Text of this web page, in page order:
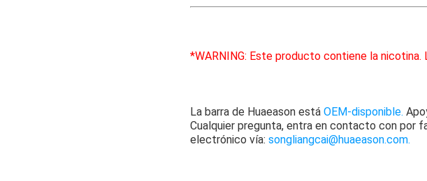
*WARNING: Este producto contiene la
La barra de Huaeason está OEM-disponible.
Cualquier pregunta, entra en contacto con por
electrónico vía: songliangcai@huaeason.com.